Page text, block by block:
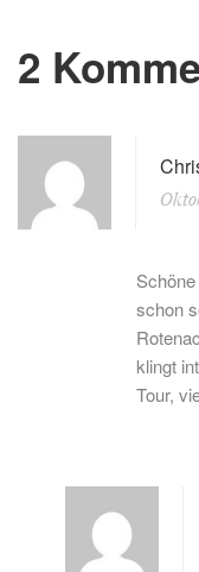
2
schon
klingt
Tour,